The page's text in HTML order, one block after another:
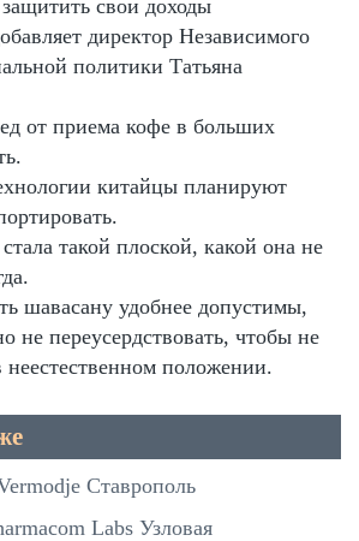
свои доходы
директор Независимого
политики Татьяна
от приема кофе в больших
китайцы планируют
такой плоской, какой она не
шавасану удобнее допустимы,
не переусердствовать, чтобы не
неестественном положении.
Ставрополь
Labs Узловая